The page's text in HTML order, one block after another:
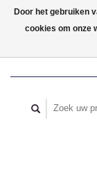
Door het gebruiken
cookies om onze